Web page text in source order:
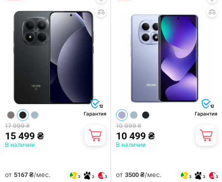
12
Гарантия
17 999 ₴
15 499 ₴
В наличии
от 5167 ₴/мес. 3 3 3
12
Гарантия
10 999 ₴
10 499 ₴
В наличии
от 3500 ₴/мес. 3 3 3